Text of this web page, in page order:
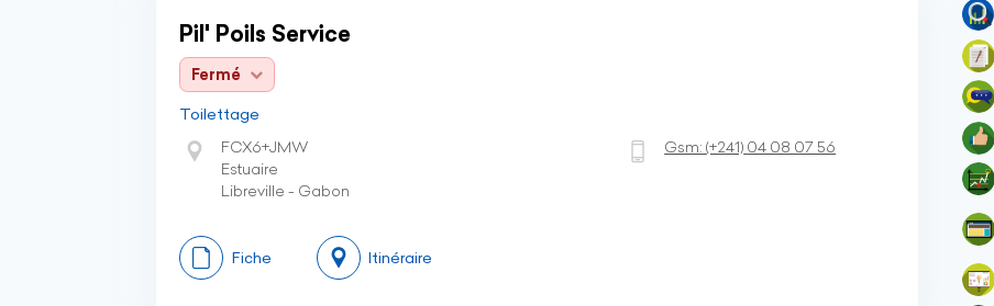
Pil' Poils Service
Fermé
Toilettage
FCX6+JMW
Estuaire
Libreville - Gabon
Gsm:(+241) 04 08 07 56
Fiche Itinéraire